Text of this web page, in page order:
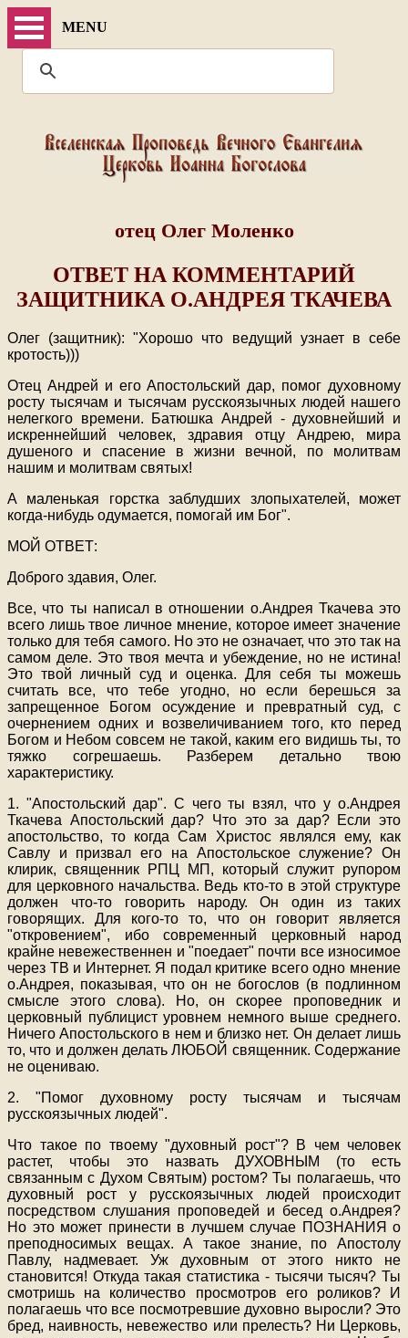
MENU
отец Олег Моленко
ОТВЕТ НА КОММЕНТАРИЙ
ЗАЩИТНИКА О.АНДРЕЯ ТКАЧЕВА
Олег (защитник): "Хорошо что ведущий узнает в себе
кротость)))
Отец Андрей и его Апостольский дар, помог духовному
росту тысячам и тысячам русскоязычных людей нашего
нелегкого времени. Батюшка Андрей - духовнейший и
искреннейший человек, здравия отцу Андрею, мира
душеного и спасение в жизни вечной, по молитвам
нашим и молитвам святых!
А маленькая горстка заблудших злопыхателей, может
когда-нибудь одумается, помогай им Бог".
МОЙ ОТВЕТ:
Доброго здавия, Олег.
Все, что ты написал в отношении о.Андрея Ткачева это
всего лишь твое личное мнение, которое имеет значение
только для тебя самого. Но это не означает, что это так на
самом деле. Это твоя мечта и убеждение, но не истина!
Это твой личный суд и оценка. Для себя ты можешь
считать все, что тебе угодно, но если берешься за
запрещенное Богом осуждение и превратный суд, с
очернением одних и возвеличиванием того, кто перед
Богом и Небом совсем не такой, каким его видишь ты, то
тяжко согрешаешь. Разберем детально твою
характеристику.
1. "Апостольский дар". С чего ты взял, что у о.Андрея
Ткачева Апостольский дар? Что это за дар? Если это
апостольство, то когда Сам Христос являлся ему, как
Савлу и призвал его на Апостольское служение? Он
клирик, священник РПЦ МП, который служит рупором
для церковного начальства. Ведь кто-то в этой структуре
должен что-то говорить народу. Он один из таких
говорящих. Для кого-то то, что он говорит является
"откровением", ибо современный церковный народ
крайне невежественнен и "поедает" почти все износимое
через ТВ и Интернет. Я подал критике всего одно мнение
о.Андрея, показывая, что он не богослов (в подлинном
смысле этого слова). Но, он скорее проповедник и
церковный публицист уровнем немного выше среднего.
Ничего Апостольского в нем и близко нет. Он делает лишь
то, что и должен делать ЛЮБОЙ священник. Содержание
не оцениваю.
2. "Помог духовному росту тысячам и тысячам
русскоязычных людей".
Что такое по твоему "духовный рост"? В чем человек
растет, чтобы это назвать ДУХОВНЫМ (то есть
связанным с Духом Святым) ростом? Ты полагаешь, что
духовный рост у русскоязычных людей происходит
посредством слушания проповедей и бесед о.Андрея?
Но это может принести в лучшем случае ПОЗНАНИЯ о
преподносимых вещах. А такое знание, по Апостолу
Павлу, надмевает. Уж духовным от этого никто не
становится! Откуда такая статистика - тысячи тысяч? Ты
смотришь на количество просмотров его роликов? И
полагаешь что все посмотревшие духовно выросли? Это
бред, наивность, невежество или прелесть? Ни Церковь,